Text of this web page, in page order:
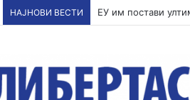
НАЈНОВИ ВЕСТИ По речиси 30